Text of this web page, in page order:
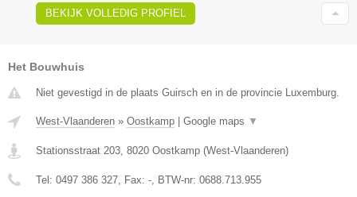
BEKIJK VOLLEDIG PROFIEL
Het Bouwhuis
Niet gevestigd in de plaats Guirsch en in de provincie Luxemburg.
West-Vlaanderen » Oostkamp | Google maps ▼
Stationsstraat 203 8020 Oostkamp (West-Vlaanderen)
Tel: 0497 386 327 , Fax: - , BTW-nr: 0688.713.955